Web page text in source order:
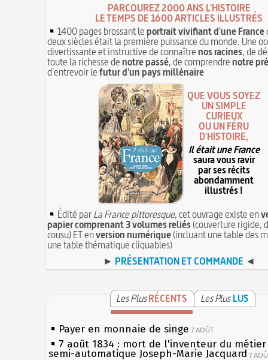
PARCOUREZ 2000 ANS L'HISTOIRE
LE TEMPS DE 1600 ARTICLES ILLUSTRÉS
1400 pages brossant leportrait vivifiant d'une France
deux siècles était la première puissance du monde. Une
divertissante et instructive de connaîtrenos racines, de
toute la richesse denotre passé, de comprendrenotre
d'entrevoir lefutur d'un pays millénaire
QUE VOUS SOYEZ
UN SIMPLE
CURIEUX
OU UN FÉRU
D'HISTOIRE,
Il était une France
saura vous ravir
par ses récits
abondamment
illustrés !
Édité parLa France pittoresque, cet ouvrage existe en
papier comprenant 3 volumes reliés(couverture rigide,
cousu) ET enversion numérique(incluant une table des
une table thématique cliquables)
► PRÉSENTATION ET COMMANDE ◄
Les PlusRÉCENTS Les Plus LUS
Payer en monnaie de singe 7 AOÛT
7 août 1834 : mort de l'inventeur du
semi-automatique Joseph-Marie Jacquard 7